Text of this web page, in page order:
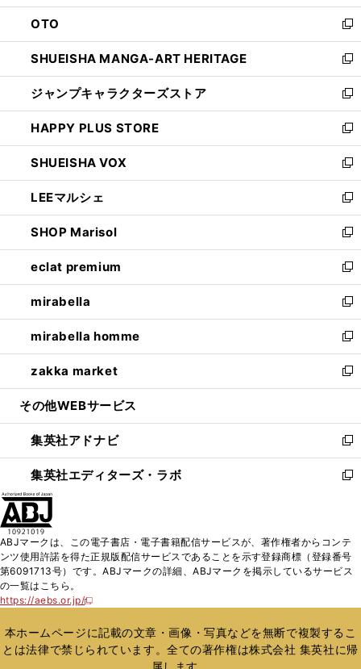
ウ
で
開
く
ン
ド
ウ
で
開
く
OTO
新
し
い
ウ
ィ
ン
ド
ウ
で
開
く
SHUEISHA MANGA-ART HERITAGE
新
し
い
ウ
ィ
ン
ド
ウ
で
開
く
ジャンプキャラクターズストア
新
し
い
ウ
ィ
ン
ド
ウ
で
開
く
HAPPY PLUS STORE
新
し
い
ウ
ィ
ン
ド
ウ
で
開
く
SHUEISHA VOX
新
し
い
ウ
ィ
ン
ド
ウ
で
開
く
LEEマルシェ
新
し
い
ウ
ィ
ン
ド
ウ
で
開
く
SHOP Marisol
新
し
い
ウ
ィ
ン
ド
ウ
で
開
eclat premium
新
し
い
ウ
ィ
ン
ド
ウ
開
く
mirabella
新
し
い
ウ
ィ
ン
ウ
で
開
く
mirabella homme
新
し
い
ウ
ン
ド
ウ
で
zakka market
新
し
ウ
ィ
ン
ド
く
その他WEBサービス
集英社アドナビ
新
し
い
ド
ウ
で
集英社エディターズ・ラボ
新
ィ
ン
ド
開
く
ABJマークは、この電子書店・電子書籍配信サービスが、著作権者からコンテ
ンツ使用許諾を得た正規版配信サービスであることを示す登録商標（登録番号
第6091713号）です。ABJマークの詳細、ABJマークを掲示しているサービス
の一覧はこちら。
https://aebs.or.jp/
新
い
ウ
ィ
本ホームページに記載の文章・画像・写真などを無断で複製するこ
とは法律で禁じられています。全ての著作権は株式会社 集英社に帰